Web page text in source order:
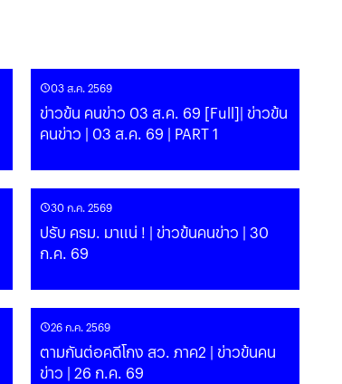
03 ส.ค. 2569
ข่าวข้น คนข่าว 03 ส.ค. 69 [Full]| ข่าวข้น
คนข่าว | 03 ส.ค. 69 | PART 1
30 ก.ค. 2569
ปรับ ครม. มาแน่ ! | ข่าวข้นคนข่าว | 30
ก.ค. 69
26 ก.ค. 2569
ตามกันต่อคดีโกง สว. ภาค2 | ข่าวข้นคน
ข่าว | 26 ก.ค. 69